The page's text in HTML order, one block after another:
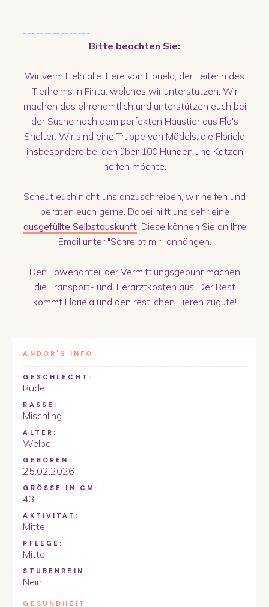
Bitte beachten Sie:
Wir vermitteln alle Tiere von Floriela, der Leiterin des
Tierheims in Finta, welches wir unterstützen. Wir
machen das ehrenamtlich und unterstützen euch bei
der Suche nach dem perfekten Haustier aus Flo's
Shelter. Wir sind eine Truppe von Mädels, die Floriela
insbesondere bei den über 100 Hunden und Katzen
helfen möchte.
Scheut euch nicht uns anzuschreiben, wir helfen und
beraten euch gerne. Dabei hilft uns sehr eine
ausgefüllte Selbstauskunft. Diese können Sie an Ihre
Email unter "Schreibt mir" anhängen.
Den Löwenanteil der Vermittlungsgebühr machen
die Transport- und Tierarztkosten aus. Der Rest
kommt Floriela und den restlichen Tieren zugute!
ANDOR 'S INFO
GESCHLECHT:
Rüde
RASSE:
Mischling
ALTER:
Welpe
GEBOREN:
25.02.2026
GRÖSSE IN CM:
43
AKTIVITÄT:
Mittel
PFLEGE:
Mittel
STUBENREIN:
Nein
GESUNDHEIT